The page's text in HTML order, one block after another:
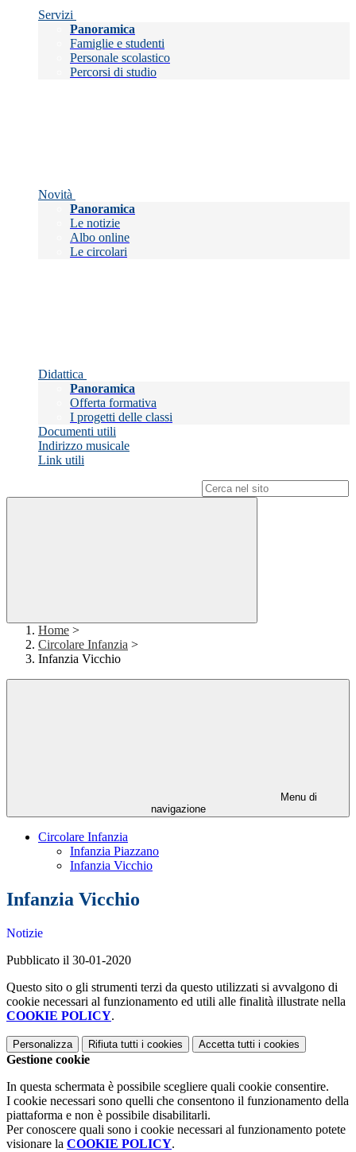
Servizi
Panoramica
Famiglie e studenti
Personale scolastico
Percorsi di studio
Novità
Panoramica
Le notizie
Albo online
Le circolari
Didattica
Panoramica
Offerta formativa
I progetti delle classi
Documenti utili
Indirizzo musicale
Link utili
Home >
Circolare Infanzia >
Infanzia Vicchio
Menu di
navigazione
Circolare Infanzia
Infanzia Piazzano
Infanzia Vicchio
Infanzia Vicchio
Notizie
Pubblicato il 30-01-2020
Questo sito o gli strumenti terzi da questo utilizzati si avvalgono di
cookie necessari al funzionamento ed utili alle finalità illustrate nella
COOKIE POLICY.
Personalizza Rifiuta tutti i cookies Accetta tutti i cookies
Gestione cookie
In questa schermata è possibile scegliere quali cookie consentire.
I cookie necessari sono quelli che consentono il funzionamento della
piattaforma e non è possibile disabilitarli.
Per conoscere quali sono i cookie necessari al funzionamento potete
visionare la COOKIE POLICY.